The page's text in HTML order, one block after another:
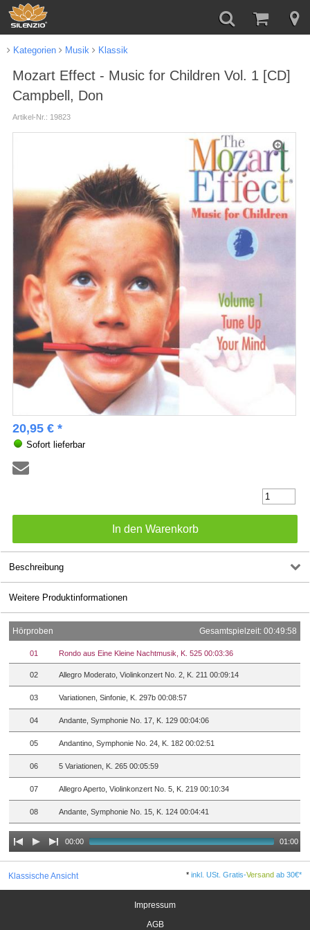
Kategorien Musik Klassik
Mozart Effect - Music for Children Vol. 1 [CD]
Campbell, Don
Artikel-Nr.: 19823
20,95 € *
Sofort lieferbar
Beschreibung
Weitere Produktinformationen
Hörproben Gesamtspielzeit: 00:49:58
01 Rondo aus Eine Kleine Nachtmusik, K. 525 00:03:36
02 Allegro Moderato, Violinkonzert No. 2, K. 211 00:09:14
03 Variationen, Sinfonie, K. 297b 00:08:57
04 Andante, Symphonie No. 17, K. 129 00:04:06
05 Andantino, Symphonie No. 24, K. 182 00:02:51
06 5 Variationen, K. 265 00:05:59
07 Allegro Aperto, Violinkonzert No. 5, K. 219 00:10:34
08 Andante, Symphonie No. 15, K. 124 00:04:41
00:00 01:00
Klassische Ansicht *inkl. USt. Gratis-Versand ab 30€*
Impressum
AGB